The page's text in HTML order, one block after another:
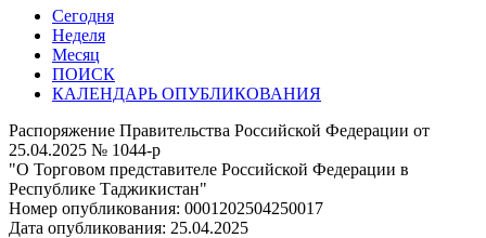
Сегодня
Неделя
Месяц
ПОИСК
КАЛЕНДАРЬ ОПУБЛИКОВАНИЯ
Распоряжение Правительства Российской Федерации от
25.04.2025 № 1044-р
"О Торговом представителе Российской Федерации в
Республике Таджикистан"
Номер опубликования: 0001202504250017
Дата опубликования: 25.04.2025